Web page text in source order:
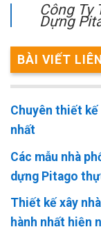
Công Ty
Dựng
BÀI VIẾT
Chuyên thiết
nhất
Các mẫu nhà
dựng Pitago
Thiết kế xây
hành nhất hiện